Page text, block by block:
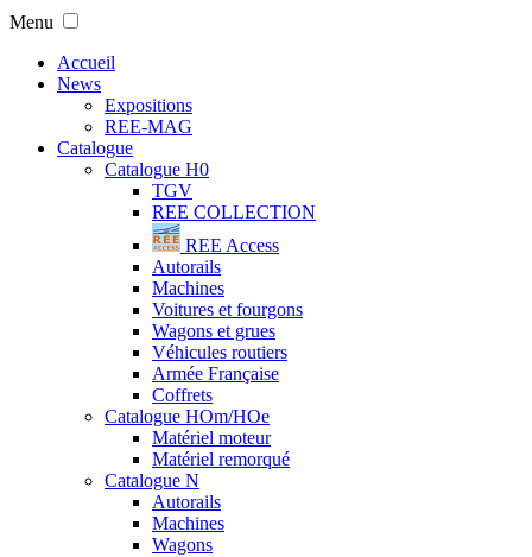
Menu
Accueil
News
Expositions
REE-MAG
Catalogue
Catalogue H0
TGV
REE COLLECTION
REE Access
Autorails
Machines
Voitures et fourgons
Wagons et grues
Véhicules routiers
Armée Française
Coffrets
Catalogue HOm/HOe
Matériel moteur
Matériel remorqué
Catalogue N
Autorails
Machines
Wagons